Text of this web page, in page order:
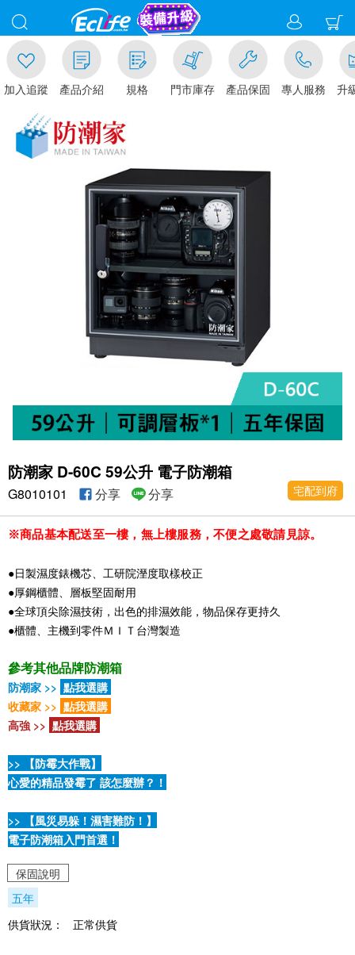
蹤 產品介紹 規格 門市庫存 產品保固 專人服務 升級金賺
防潮家 D-60C 59公升 電子防潮箱
宅配到府
G8010101 分享 分享
※商品基本配送至一樓，無上樓服務，不便之處敬請見諒。
●日製濕度錶機芯、工研院溼度取樣校正
●厚鋼櫃體、層板堅固耐用
●全球頂尖除濕技術，出色的排濕效能，物品保存更持久
●櫃體、主機到零件ＭＩＴ台灣製造
參考其他品牌防潮箱
防潮家 >> 點我選購
收藏家 >> 點我選購
高強 >> 點我選購
>> 【防霉大作戰】
心愛的精品發霉了 該怎麼辦？！
>> 【風災易躲！濕害難防！】
電子防潮箱入門首選！
保固說明
五年
供貨狀況：
正常供貨